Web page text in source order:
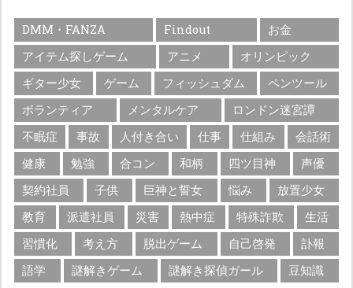
DMM・FANZA Findout
お金
アイテム探しゲーム
アニメ
オリンピック
ギター少女
ゲーム フィッシュダム
ペンツール
ボランティア
メンタルケア
ロンドン迷宮譚
不眠症
事故 人付き合い 仕事 仕組み
会話術
健康
勉強 合コン 和柄 四ツ目神
声優
契約社員
子供 巨神と誓女 悩み
放置少女
教育
派遣社員 災害 熱中症 特殊詐欺
生活
習慣化
考え方 脱出ゲーム 自己啓発
訃報
語学
謎解きゲーム 謎解き探偵ガール 豆知識